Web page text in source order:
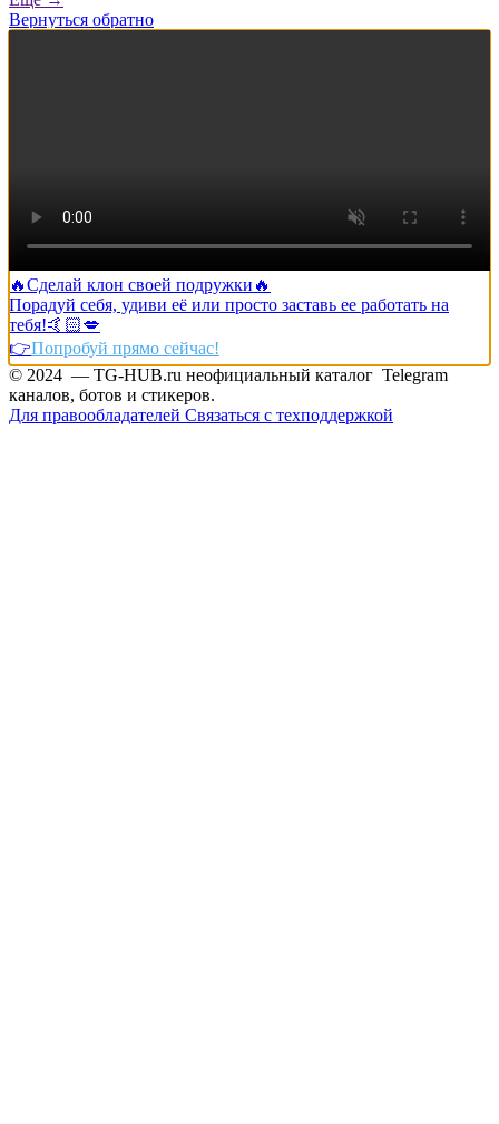
Вернуться обратно
🔥Сделай клон своей подружки🔥
Порадуй себя, удиви её или просто заставь ее работать на
тебя!🤙🏻💋
👉Попробуй прямо сейчас!
© 2024 — TG-HUB.ru неофициальный каталог Telegram
каналов, ботов и стикеров.
Для правообладателей Связаться с техподдержкой